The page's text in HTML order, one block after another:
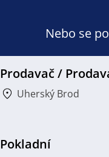
Nebo se
Prodavač /
Uherský Brod
Pokladní